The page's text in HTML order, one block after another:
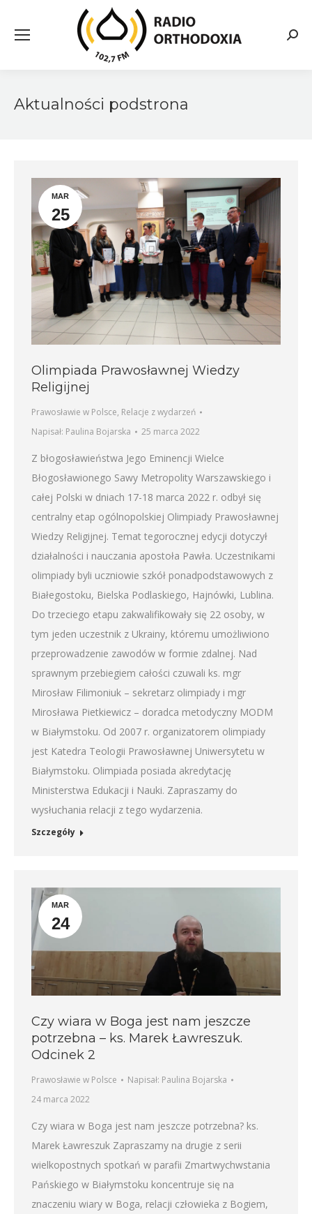
Aktualności podstrona
MAR
25
Olimpiada Prawosławnej Wiedzy
Religijnej
Prawosławie w Polsce, Relacje z wydarzeń
Napisał: Paulina Bojarska 25 marca 2022
Z błogosławieństwa Jego Eminencji Wielce
Błogosławionego Sawy Metropolity Warszawskiego i
całej Polski w dniach 17-18 marca 2022 r. odbył się
centralny etap ogólnopolskiej Olimpiady Prawosławnej
Wiedzy Religijnej. Temat tegorocznej edycji dotyczył
działalności i nauczania apostoła Pawła. Uczestnikami
olimpiady byli uczniowie szkół ponadpodstawowych z
Białegostoku, Bielska Podlaskiego, Hajnówki, Lublina.
Do trzeciego etapu zakwalifikowały się 22 osoby, w
tym jeden uczestnik z Ukrainy, któremu umożliwiono
przeprowadzenie zawodów w formie zdalnej. Nad
sprawnym przebiegiem całości czuwali ks. mgr
Mirosław Filimoniuk – sekretarz olimpiady i mgr
Mirosława Pietkiewicz – doradca metodyczny MODM
w Białymstoku. Od 2007 r. organizatorem olimpiady
jest Katedra Teologii Prawosławnej Uniwersytetu w
Białymstoku. Olimpiada posiada akredytację
Ministerstwa Edukacji i Nauki. Zapraszamy do
wysłuchania relacji z tego wydarzenia.
Szczegóły
MAR
24
Czy wiara w Boga jest nam jeszcze
potrzebna – ks. Marek Ławreszuk.
Odcinek 2
Prawosławie w Polsce Napisał: Paulina Bojarska
24 marca 2022
Czy wiara w Boga jest nam jeszcze potrzebna? ks.
Marek Ławreszuk Zapraszamy na drugie z serii
wielkopostnych spotkań w parafii Zmartwychwstania
Pańskiego w Białymstoku koncentruje się na
znaczeniu wiary w Boga, relacji człowieka z Bogiem,